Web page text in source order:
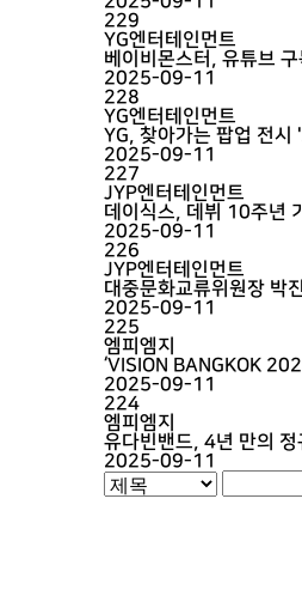
229
YG엔터테인먼트
베이비몬스터, 유튜브
2025-09-11
228
YG엔터테인먼트
YG, 찾아가는 팝업 전시
2025-09-11
227
JYP엔터테인먼트
데이식스, 데뷔 10주년
2025-09-11
226
JYP엔터테인먼트
대중문화교류위원장 박
2025-09-11
225
엠피엠지
‘VISION BANGKOK
2025-09-11
224
엠피엠지
유다빈밴드, 4년 만의
2025-09-11